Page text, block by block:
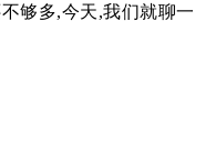
够多,今天,我们就聊一